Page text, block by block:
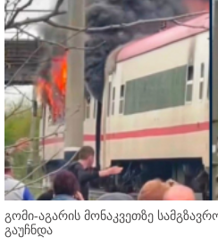
გომი-აგარის მონაკვეთზე
გაუჩნდა